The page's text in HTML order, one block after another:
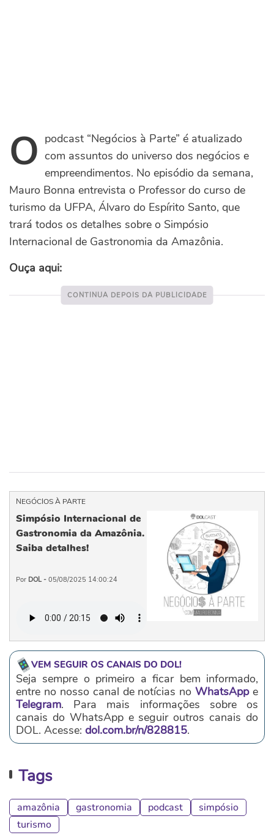
Opodcast “Negócios à Parte” é atualizado
com assuntos do universo dos negócios e
empreendimentos. No episódio da semana,
Mauro Bonna entrevista o Professor do curso de
turismo da UFPA, Álvaro do Espírito Santo, que
trará todos os detalhes sobre o Simpósio
Internacional de Gastronomia da Amazônia.
Ouça aqui:
NEGÓCIOS À PARTE
Simpósio Internacional de
Gastronomia da Amazônia.
Saiba detalhes!
Por DOL - 05/08/2025 14:00:24
VEM SEGUIR OS CANAIS DO DOL!
Seja sempre o primeiro a ficar bem informado,
entre no nosso canal de notícias noWhatsAppe
Telegram. Para mais informações sobre os
canais do WhatsApp e seguir outros canais do
DOL. Acesse: dol.com.br/n/828815.
Tags
amazônia gastronomia podcast
simpósio
turismo